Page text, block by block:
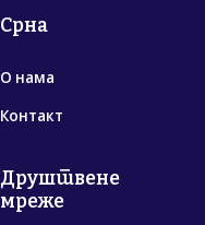
Срна
О нама
Контакт
Друштвене
мреже